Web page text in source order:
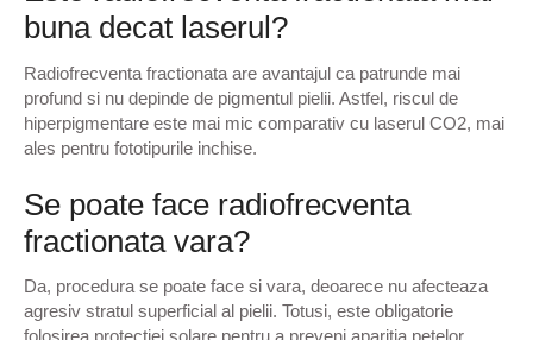
buna decat laserul?
Radiofrecventa fractionata are avantajul ca patrunde mai
profund si nu depinde de pigmentul pielii. Astfel, riscul de
hiperpigmentare este mai mic comparativ cu laserul CO2, mai
ales pentru fototipurile inchise.
Se poate face radiofrecventa
fractionata vara?
Da, procedura se poate face si vara, deoarece nu afecteaza
agresiv stratul superficial al pielii. Totusi, este obligatorie